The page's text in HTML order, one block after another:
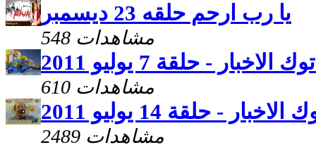
يا رب ارحم حلقه 23 ديسمبر
548 مشاهدات
- حلقة 7 يوليو 2011
610 مشاهدات
- حلقة 14 يوليو 2011
2489 مشاهدات